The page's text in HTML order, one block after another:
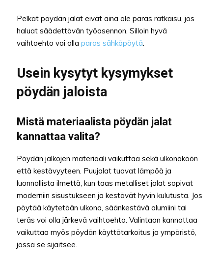
Pelkät pöydän jalat eivät aina ole paras ratkaisu, jos
haluat säädettävän työasennon. Silloin hyvä
vaihtoehto voi olla paras sähköpöytä
Usein kysytyt kysymykset
pöydän jaloista
Mistä materiaalista pöydän jalat
kannattaa valita?
Pöydän jalkojen materiaali vaikuttaa sekä ulkonäköön
että kestävyyteen. Puujalat tuovat lämpöä ja
luonnollista ilmettä, kun taas metalliset jalat sopivat
moderniin sisustukseen ja kestävät hyvin kulutusta. Jos
pöytää käytetään ulkona, säänkestävä alumiini tai
teräs voi olla järkevä vaihtoehto. Valintaan kannattaa
vaikuttaa myös pöydän käyttötarkoitus ja ympäristö,
jossa se sijaitsee.